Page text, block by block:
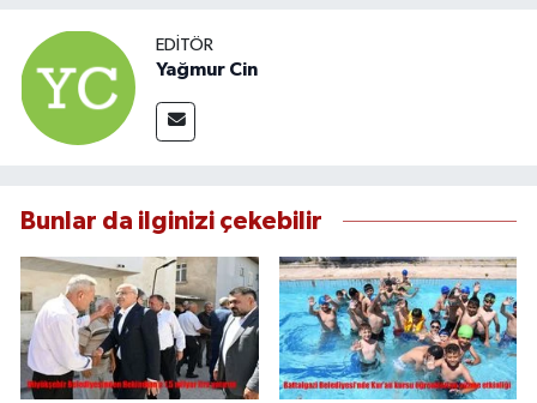
EDITÖR
Yağmur Cin
Bunlar da ilginizi çekebilir